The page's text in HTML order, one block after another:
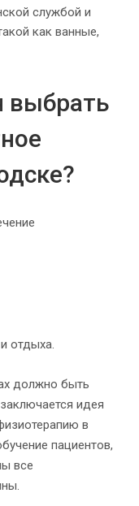
службой и
как ванные,
выбрать
отдыха.
должно быть
идея
в
пациентов,
все